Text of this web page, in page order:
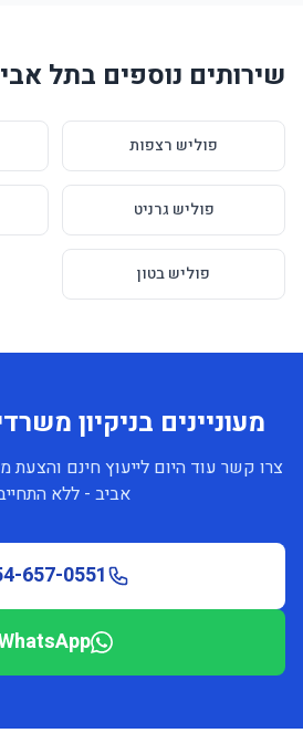
שירותים נוספים בתל
פוליש רצפות
פוליש גרניט
פוליש בטון
מעוניינים בניקיון
צרו קשר עוד היום לייעוץ חינם והצעת
אביב - ללא
657-0551